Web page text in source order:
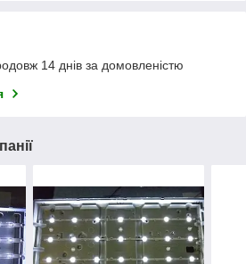
14 днів за домовленістю